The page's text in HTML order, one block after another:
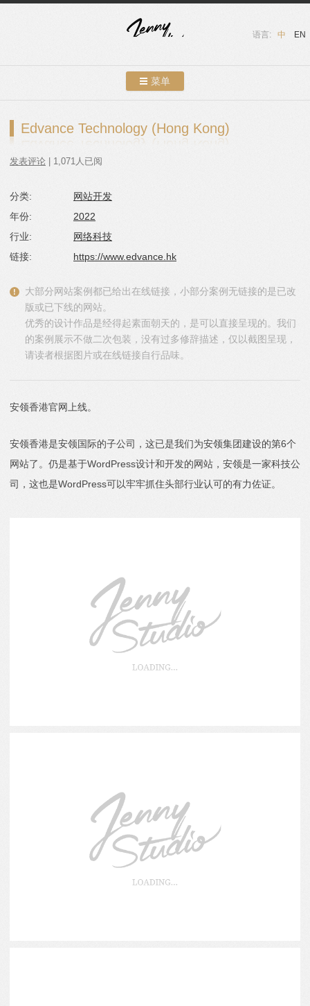
语言: 中 EN
菜单
跳转到内容
博客
Edvance Technology (Hong Kong)
发表评论 | 1,071人已阅
分类:
网站开发
年份:
2022
行业:
网络科技
链接:
https://www.edvance.hk
大部分网站案例都已给出在线链接，小部分案例无链接的是已改
版或已下线的网站。
优秀的设计作品是经得起素面朝天的，是可以直接呈现的。我们
的案例展示不做二次包装，没有过多修辞描述，仅以截图呈现，
请读者根据图片或在线链接自行品味。
安领香港官网上线。
安领香港是安领国际的子公司，这已是我们为安领集团建设的第6个
网站了。仍是基于WordPress设计和开发的网站，安领是一家科技公
司，这也是WordPress可以牢牢抓住头部行业认可的有力佐证。